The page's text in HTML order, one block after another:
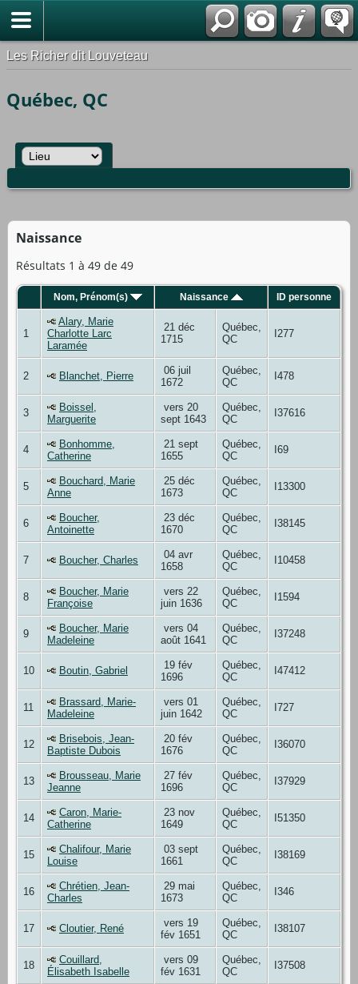
Les Richer dit Louveteau
Québec, QC
Naissance
Résultats 1 à 49 de 49
Nom, Prénom(s) Naissance ID personne
1
Alary, Marie
Charlotte Larc
Laramée
21 déc
1715
Québec,
QC
I277
2 Blanchet, Pierre
06 juil
1672
Québec,
QC
I478
3
Boissel,
Marguerite
vers 20
sept 1643
Québec,
QC
I37616
4
Bonhomme,
Catherine
21 sept
1655
Québec,
QC
I69
5
Bouchard, Marie
Anne
25 déc
1673
Québec,
QC
I13300
6
Boucher,
Antoinette
23 déc
1670
Québec,
QC
I38145
7 Boucher, Charles
04 avr
1658
Québec,
QC
I10458
8
Boucher, Marie
Françoise
vers 22
juin 1636
Québec,
QC
I1594
9
Boucher, Marie
Madeleine
vers 04
août 1641
Québec,
QC
I37248
10 Boutin, Gabriel
19 fév
1696
Québec,
QC
I47412
11
Brassard, Marie-
Madeleine
vers 01
juin 1642
Québec,
QC
I727
12
Brisebois, Jean-
Baptiste Dubois
20 fév
1676
Québec,
QC
I36070
13
Brousseau, Marie
Jeanne
27 fév
1696
Québec,
QC
I37929
14
Caron, Marie-
Catherine
23 nov
1649
Québec,
QC
I51350
15
Chalifour, Marie
Louise
03 sept
1661
Québec,
QC
I38169
16
Chrétien, Jean-
Charles
29 mai
1673
Québec,
QC
I346
17 Cloutier, René
vers 19
fév 1651
Québec,
QC
I38107
18
Couillard,
Élisabeth Isabelle
vers 09
fév 1631
Québec,
QC
I37508